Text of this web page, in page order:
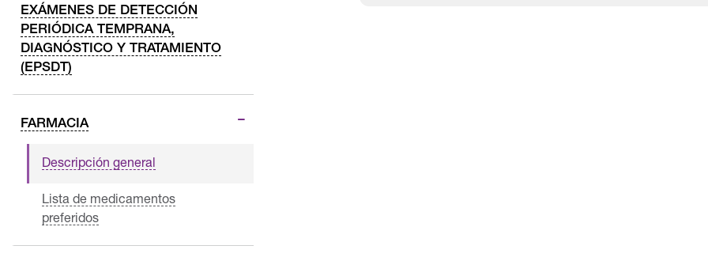
EXÁMENES DE DETECCIÓN
PERIÓDICA TEMPRANA,
DIAGNÓSTICO Y TRATAMIENTO
(EPSDT)
FARMACIA
Descripción general
Lista de medicamentos
preferidos